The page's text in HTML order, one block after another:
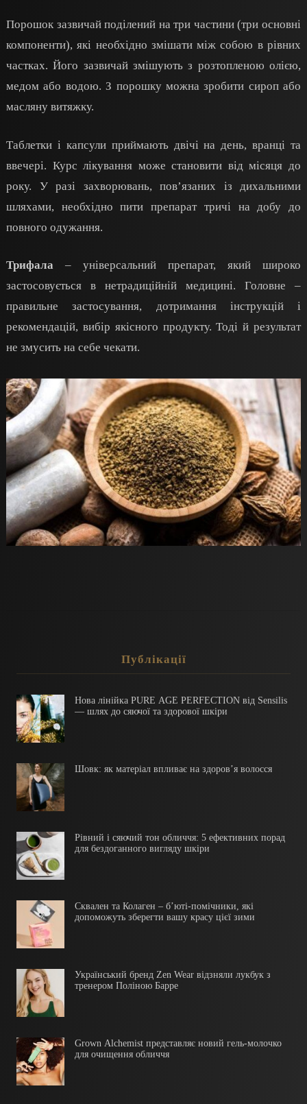
Порошок зазвичай поділений на три частини (три основні
компоненти), які необхідно змішати між собою в рівних
частках. Його зазвичай змішують з розтопленою олією,
медом або водою. З порошку можна зробити сироп або
масляну витяжку.
Таблетки і капсули приймають двічі на день, вранці та
ввечері. Курс лікування може становити від місяця до
року. У разі захворювань, пов’язаних із дихальними
шляхами, необхідно пити препарат тричі на добу до
повного одужання.
Трифала – універсальний препарат, який широко
застосовується в нетрадиційній медицині. Головне –
правильне застосування, дотримання інструкцій і
рекомендацій, вибір якісного продукту. Тоді й результат
не змусить на себе чекати.
Публікації
Нова лінійка PURE AGE PERFECTION від Sensilis
— шлях до сяючої та здорової шкіри
Шовк: як матеріал впливає на здоров’я волосся
Рівний і сяючий тон обличчя: 5 ефективних порад
для бездоганного вигляду шкіри
Сквален та Колаген – б’юті-помічники, які
допоможуть зберегти вашу красу цієї зими
Український бренд Zen Wear відзняли лукбук з
тренером Поліною Барре
Grown Alchemist представляє новий гель-молочко
для очищення обличчя